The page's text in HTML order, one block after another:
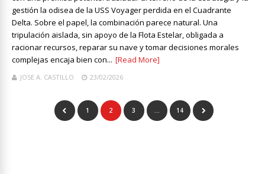
gestión la odisea de la USS Voyager perdida en el Cuadrante
Delta. Sobre el papel, la combinación parece natural. Una
tripulación aislada, sin apoyo de la Flota Estelar, obligada a
racionar recursos, reparar su nave y tomar decisiones morales
complejas encaja bien con... [Read More]
JOSE A. CASTILLO 23/02/2026
1 2 3 … 14